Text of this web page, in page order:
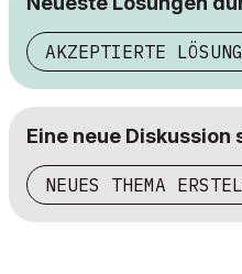
AKZEPTIERTE
Eine neue Diskussion
NEUES THEMA